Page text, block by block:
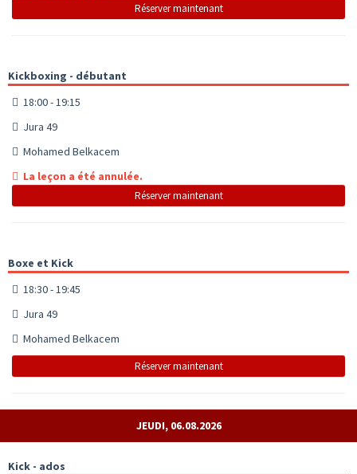
Réserver maintenant
Kickboxing - débutant
18:00 - 19:15
Jura 49
Mohamed Belkacem
La leçon a été annulée.
Réserver maintenant
Boxe et Kick
18:30 - 19:45
Jura 49
Mohamed Belkacem
Réserver maintenant
JEUDI, 06.08.2026
Kick - ados